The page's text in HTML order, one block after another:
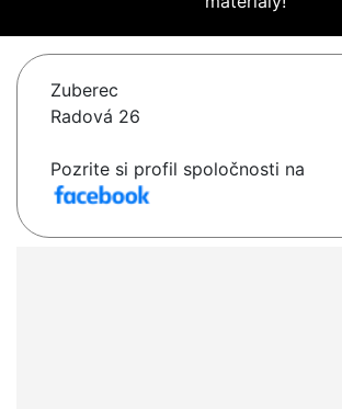
Zuberec
Radová 26
Pozrite si profil spoločnosti na